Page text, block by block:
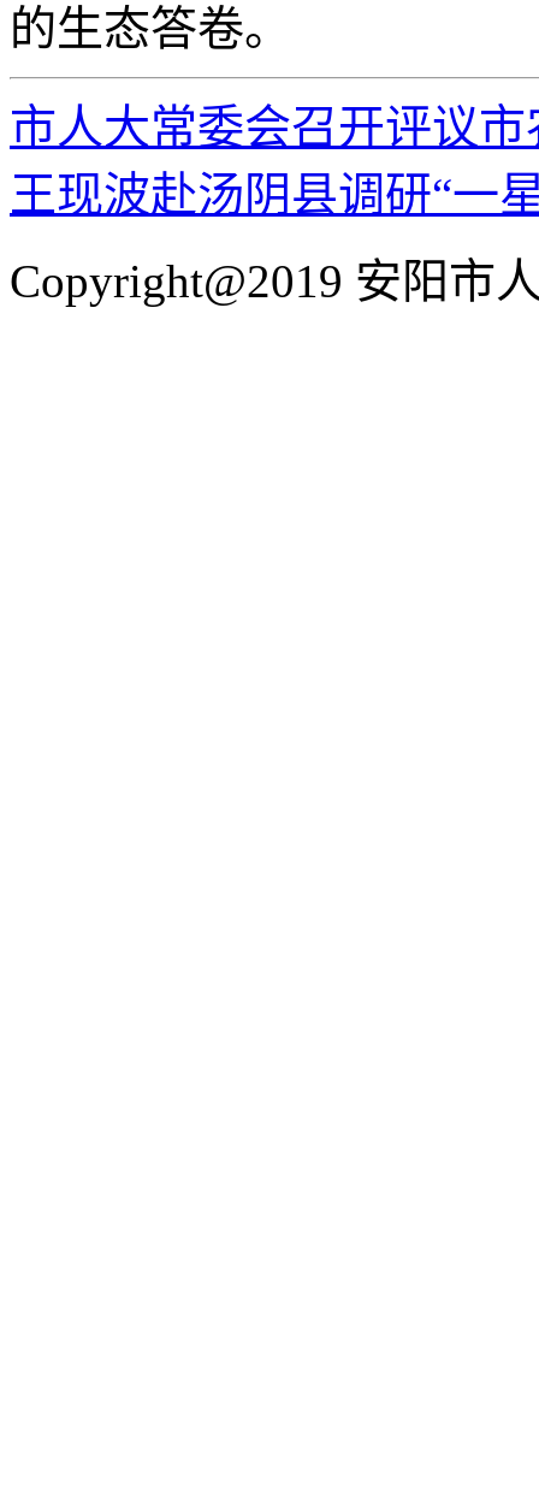
的生态答卷。
市人大常委会召开评议
王现波赴汤阴县调研“一
Copyright@2019 安阳市